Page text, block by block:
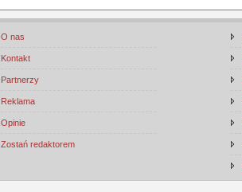
O nas
Kontakt
Partnerzy
Reklama
Opinie
Zostań redaktorem